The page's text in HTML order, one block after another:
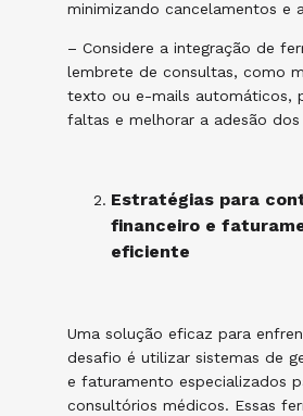
minimizando cancelamentos e
– Considere a integração de
lembrete de consultas, como
texto ou e-mails automáticos,
faltas e melhorar a adesão dos
Estratégias para
financeiro e
eficiente
Uma solução eficaz para
desafio é utilizar sistemas de
e faturamento especializados
consultórios médicos. Essas